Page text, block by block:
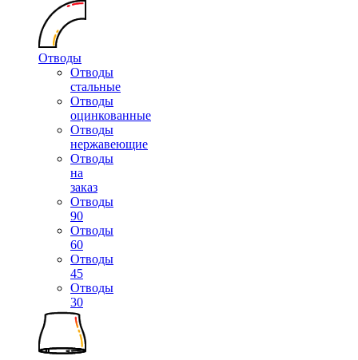
Отводы
Отводы
стальные
Отводы
оцинкованные
Отводы
нержавеющие
Отводы
на
заказ
Отводы
90
Отводы
60
Отводы
45
Отводы
30